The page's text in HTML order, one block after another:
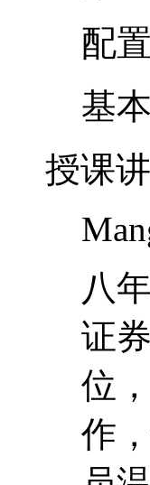
配
基
授课
八
证
位
作